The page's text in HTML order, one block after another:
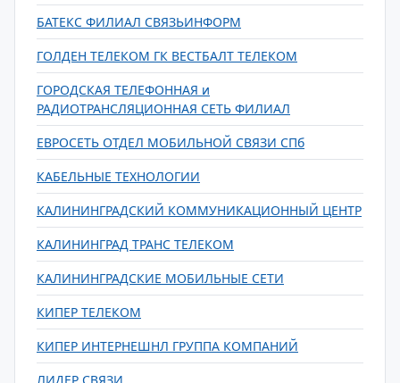
БАТЕКС ФИЛИАЛ СВЯЗЬИНФОРМ
ГОЛДЕН ТЕЛЕКОМ ГК ВЕСТБАЛТ ТЕЛЕКОМ
ГОРОДСКАЯ ТЕЛЕФОННАЯ и
РАДИОТРАНСЛЯЦИОННАЯ СЕТЬ ФИЛИАЛ
ЕВРОСЕТЬ ОТДЕЛ МОБИЛЬНОЙ СВЯЗИ СПб
КАБЕЛЬНЫЕ ТЕХНОЛОГИИ
КАЛИНИНГРАДСКИЙ КОММУНИКАЦИОННЫЙ ЦЕНТР
КАЛИНИНГРАД ТРАНС ТЕЛЕКОМ
КАЛИНИНГРАДСКИЕ МОБИЛЬНЫЕ СЕТИ
КИПЕР ТЕЛЕКОМ
КИПЕР ИНТЕРНЕШНЛ ГРУППА КОМПАНИЙ